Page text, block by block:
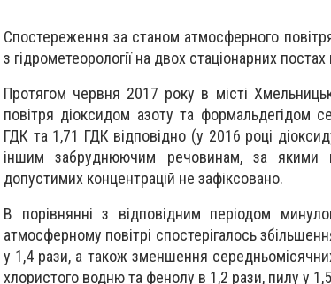
Спостереження за станом атмосферного
з гідрометеорології на двох стаціонарних
Протягом червня 2017 року в місті
повітря діоксидом азоту та формальдегідом
ГДК та 1,71 ГДК відповідно (у 2016 році
іншим забруднюючим речовинам, за якими
допустимих концентрацій не зафіксовано.
В порівнянні з відповідним періодом
атмосферному повітрі спостерігалось
у 1,4 рази, а також зменшення
хлористого водню та фенолу в 1,2 рази, пилу у